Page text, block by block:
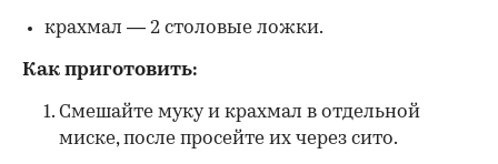
крахмал — 2 столовые ложки.
Как приготовить:
Смешайте муку и крахмал в отдельной
миске, после просейте их через сито.